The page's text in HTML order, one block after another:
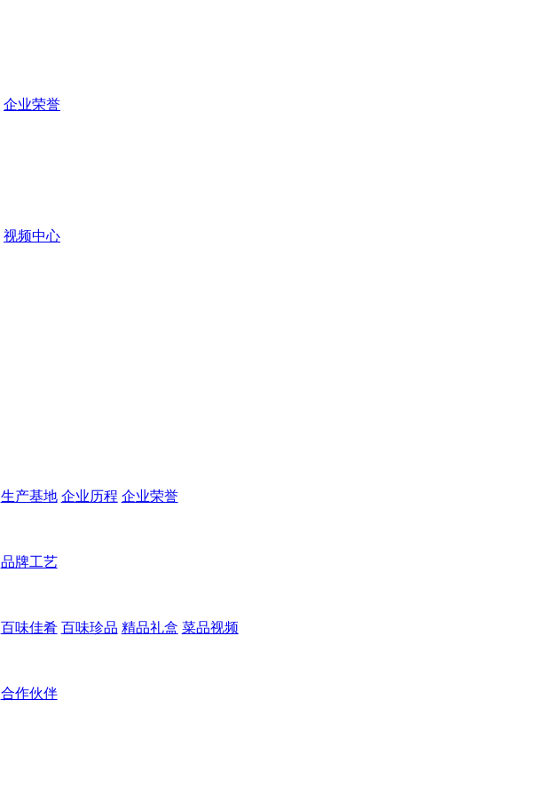
企业荣誉
视频中心
生产基地 企业历程 企业荣誉
品牌工艺
百味佳肴 百味珍品 精品礼盒 菜品视频
合作伙伴